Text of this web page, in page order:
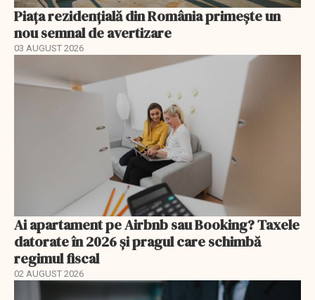
Piața rezidențială din România primește un
nou semnal de avertizare
03 AUGUST 2026
Ai apartament pe Airbnb sau Booking? Taxele
datorate în 2026 și pragul care schimbă
regimul fiscal
02 AUGUST 2026